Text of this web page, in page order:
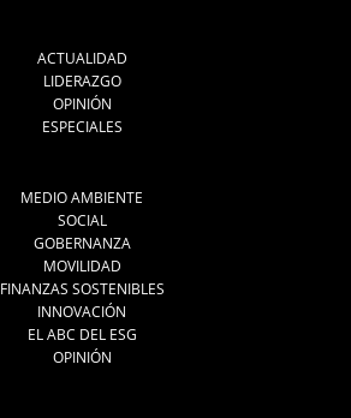
ACTUALIDAD
LIDERAZGO
OPINIÓN
ESPECIALES
MEDIO AMBIENTE
SOCIAL
GOBERNANZA
MOVILIDAD
FINANZAS SOSTENIBLES
INNOVACIÓN
EL ABC DEL ESG
OPINIÓN